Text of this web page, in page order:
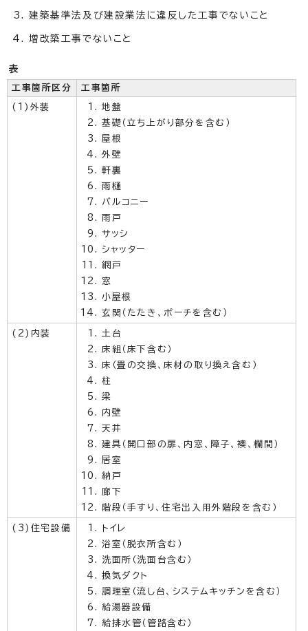
建築基準法及び建設業法に違反した工事でないこと
増改築工事でないこと
表
工事箇所区分 工事箇所
(1)外装
地盤
基礎（立ち上がり部分を含む）
屋根
外壁
軒裏
雨樋
バルコニー
雨戸
サッシ
シャッター
網戸
窓
小屋根
玄関（たたき、ポーチを含む）
(2)内装
土台
床組（床下含む）
床（畳の交換、床材の取り換え含む）
柱
梁
内壁
天井
建具（開口部の扉、内窓、障子、襖、欄間）
居室
納戸
廊下
階段（手すり、住宅出入用外階段を含む）
(3)住宅設備
トイレ
浴室（脱衣所含む）
洗面所（洗面台含む）
換気ダクト
調理室（流し台、システムキッチンを含む）
給湯器設備
給排水管（管路含む）